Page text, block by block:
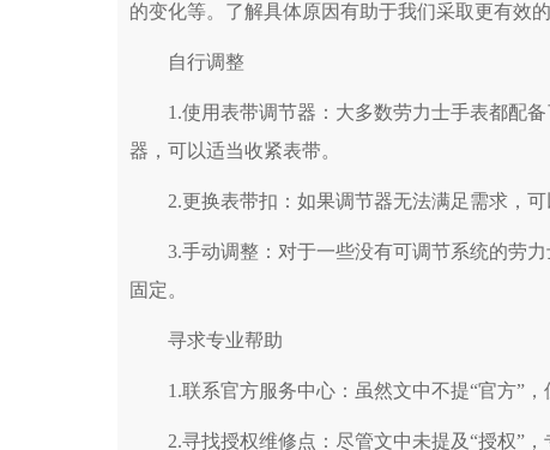
的变化等。了解具体原因有助于我们采取更有效的
自行调整
1.使用表带调节器：大多数劳力士手表都配备
器，可以适当收紧表带。
2.更换表带扣：如果调节器无法满足需求，可
3.手动调整：对于一些没有可调节系统的劳力
固定。
寻求专业帮助
1.联系官方服务中心：虽然文中不提“官方”，
2.寻找授权维修点：尽管文中未提及“授权”，